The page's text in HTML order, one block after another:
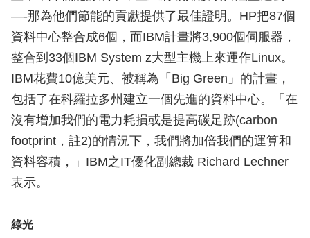
—-那為他們節能的貢獻提供了最佳證明。HP把87個
資料中心整合成6個，而IBM計畫將3,900個伺服器，
整合到33個IBM System z大型主機上來運作Linux。
IBM花費10億美元、被稱為「Big Green」的計畫，
包括了在科羅拉多州建立一個先進的資料中心。「在
沒有增加我們的電力耗損或是提高碳足跡(carbon
footprint，註2)的情況下，我們將加倍我們的運算和
資料容積，」IBM之IT優化副總裁 Richard Lechner
表示。
綠光